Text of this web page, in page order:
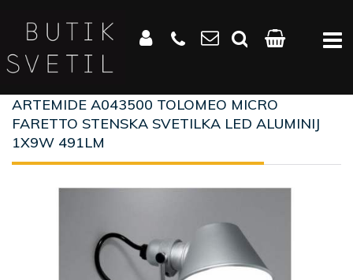
ARTEMIDE A043500 TOLOMEO MICRO
FARETTO STENSKA SVETILKA LED ALUMINIJ
1X9W 491LM